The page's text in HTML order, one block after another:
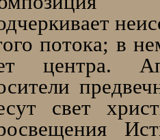
потока; в
центра.
свет